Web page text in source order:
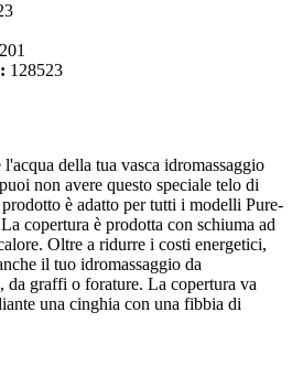
128523
della tua vasca idromassaggio
non avere questo speciale telo di
è adatto per tutti i modelli Pure-
copertura è prodotta con schiuma ad
Oltre a ridurre i costi energetici,
il tuo idromassaggio da
da graffi o forature. La copertura va
una cinghia con una fibbia di